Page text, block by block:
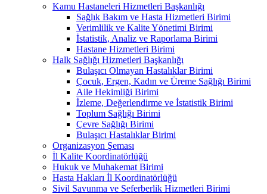
Kamu Hastaneleri Hizmetleri Başkanlığı
Sağlık Bakım ve Hasta Hizmetleri Birimi
Verimlilik ve Kalite Yönetimi Birimi
İstatistik, Analiz ve Raporlama Birimi
Hastane Hizmetleri Birimi
Halk Sağlığı Hizmetleri Başkanlığı
Bulaşıcı Olmayan Hastalıklar Birimi
Çocuk, Ergen, Kadın ve Üreme Sağlığı Birimi
Aile Hekimliği Birimi
İzleme, Değerlendirme ve İstatistik Birimi
Toplum Sağlığı Birimi
Çevre Sağlığı Birimi
Bulaşıcı Hastalıklar Birimi
Organizasyon Şeması
İl Kalite Koordinatörlüğü
Hukuk ve Muhakemat Birimi
Hasta Hakları İl Koordinatörlüğü
Sivil Savunma ve Seferberlik Hizmetleri Birimi